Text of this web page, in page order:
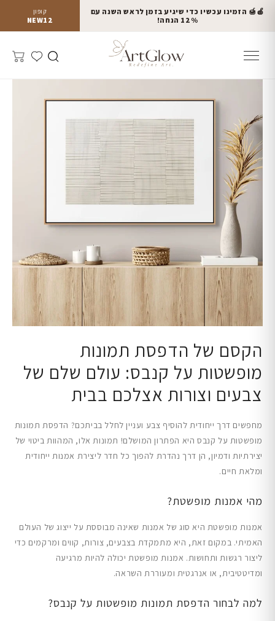
קופון
NEW12
🍎🍯 הזמינו עכשיו כדי שיגיע בזמן לראש השנה עם
12% הנחה!
הקסם של הדפסת תמונות
מופשטות על קנבס: עולם שלם של
צבעים וצורות אצלכם בבית
מחפשים דרך ייחודית להוסיף צבע ועניין לחלל בביתכם? הדפסת תמונות
מופשטות על קנבס היא הפתרון המושלם! תמונות אלו, המהוות ביטוי של
יצירתיות ודמיון, הן דרך נהדרת להפוך כל חדר ליצירת אמנות ייחודית
ומלאת חיים.
מהי אמנות מופשטת?
אמנות מופשטת היא סוג של אמנות שאינה מבוססת על ייצוג של העולם
האמיתי. במקום זאת, היא מתמקדת בצבעים, צורות, קווים ומרקמים כדי
ליצור רגשות ותחושות. אמנות מופשטת יכולה להיות מרגיעה
ומדיטטיבית, או אנרגטית ומעוררת השראה.
למה לבחור הדפסת תמונות מופשטות על קנבס?